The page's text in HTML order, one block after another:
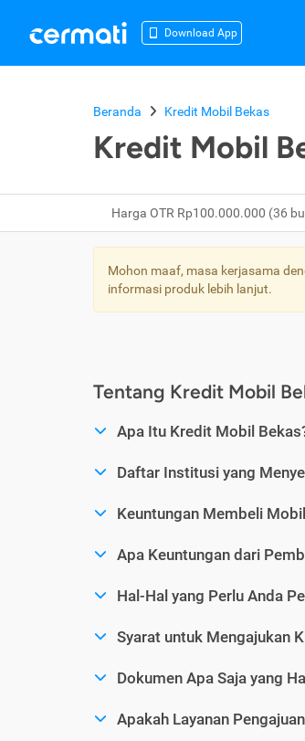
Download App
Beranda Kredit Mobil Bekas
Kredit Mobil
Harga OTR Rp100.000.000 (36
Mohon maaf, masa kerjasama
informasi produk lebih lanjut.
Tentang Kredit Mobil
Apa Itu Kredit Mobil
Daftar Institusi yang
Keuntungan Membeli
Apa Keuntungan dari
Hal-Hal yang Perlu Anda
Syarat untuk Mengajukan
Dokumen Apa Saja yang
Apakah Layanan